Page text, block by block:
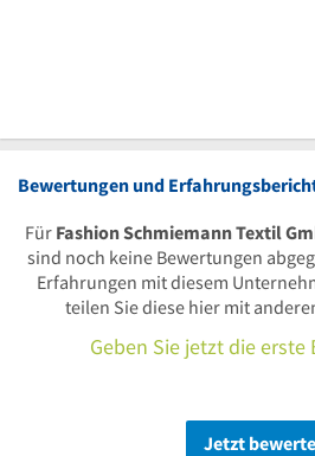
Bewertungen und
Für Fashion Schmiemann Textil
sind noch keine Bewertungen
Erfahrungen mit diesem
teilen Sie diese hier mit
Geben Sie jetzt die
Jetzt